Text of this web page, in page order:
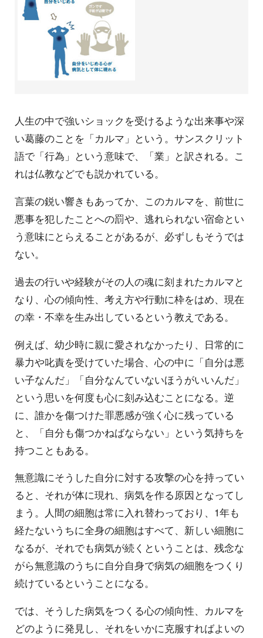
人生の中で強いショックを受けるような出来事や深
い葛藤のことを「カルマ」という。サンスクリット
語で「行為」という意味で、「業」と訳される。こ
れは仏教などでも説かれている。
言葉の鋭い響きもあってか、このカルマを、前世に
悪事を犯したことへの罰や、逃れられない宿命とい
う意味にとらえることがあるが、必ずしもそうでは
ない。
過去の行いや経験がその人の魂に刻まれたカルマと
なり、心の傾向性、考え方や行動に枠をはめ、現在
の幸・不幸を生み出しているという教えである。
例えば、幼少時に親に愛されなかったり、日常的に
暴力や叱責を受けていた場合、心の中に「自分は悪
い子なんだ」「自分なんていないほうがいいんだ」
という思いを何度も心に刻み込むことになる。逆
に、誰かを傷つけた罪悪感が強く心に残っている
と、「自分も傷つかねばならない」という気持ちを
持つこともある。
無意識にそうした自分に対する攻撃の心を持ってい
ると、それが体に現れ、病気を作る原因となってし
まう。人間の細胞は常に入れ替わっており、1年も
経たないうちに全身の細胞はすべて、新しい細胞に
なるが、それでも病気が続くということは、残念な
がら無意識のうちに自分自身で病気の細胞をつくり
続けているということになる。
では、そうした病気をつくる心の傾向性、カルマを
どのように発見し、それをいかに克服すればよいの